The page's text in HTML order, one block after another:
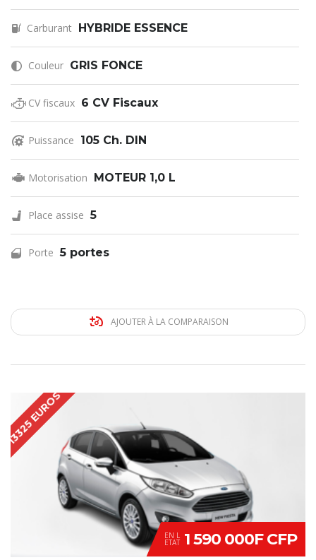
Carburant HYBRIDE ESSENCE
Couleur GRIS FONCE
CV fiscaux 6 CV Fiscaux
Puissance 105 Ch. DIN
Motorisation MOTEUR 1,0 L
Place assise 5
Porte 5 portes
AJOUTER À LA COMPARAISON
13325 EUROS
EN L
ETAT 1 590 000F CFP